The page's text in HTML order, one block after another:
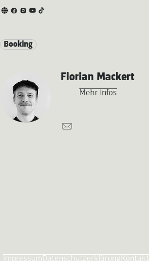
Booking
Florian Mackert
Mehr Infos
Impressum Datenschutzerklärung Kontakt